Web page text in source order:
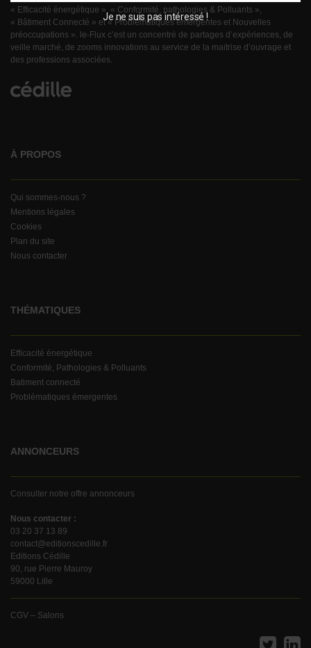
« Efficacité énergétique », « Conformité, pathologies & Polluants »,
« Bâtiment Connecté » et « Problématiques émergentes et Nouvelles
préoccupations ». le-Flux c’est un concentré de partages d’expériences, de
veille marché, de zooms innovations au service de la maitrise d’ouvrage et
des professions associées.
À PROPOS
Qui sommes-nous ?
Mentions légales
Cookies
Plan du site
Nous contacter
THÉMATIQUES
Efficacité énergétique
Conformité, Pathologies & Polluants
Batiment connecté
Problématiques émergentes
ANNONCEURS
Consulter notre offre annonceurs
Nous contacter :
03 20 37 13 89
contact@editionscedille.fr
Editions Cédille
90, rue Pierre Mauroy
59000 Lille
CGV – Salons
Je ne suis pas intéressé !